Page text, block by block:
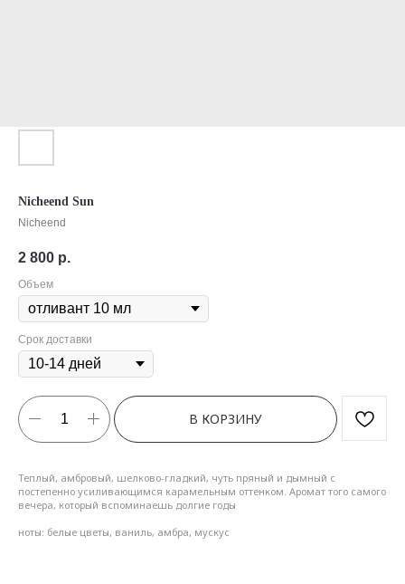
Nicheend Sun
Nicheend
2 800 р.
Объем
Срок доставки
В КОРЗИНУ
Теплый, амбровый, шелково-гладкий, чуть пряный и дымный с
постепенно усиливающимся карамельным оттенком. Аромат того самого
вечера, который вспоминаешь долгие годы
ноты: белые цветы, ваниль, амбра, мускус